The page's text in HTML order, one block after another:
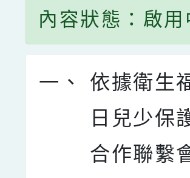
內容狀態：啟用
一、
依據衛生
日兒少保
合作聯繫